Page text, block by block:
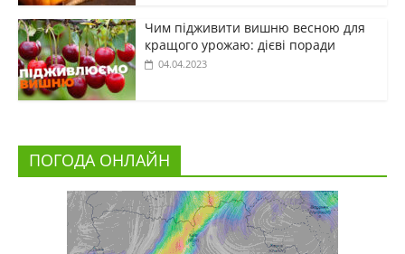
Чим підживити вишню весною для
кращого урожаю: дієві поради
04.04.2023
ПОГОДА ОНЛАЙН